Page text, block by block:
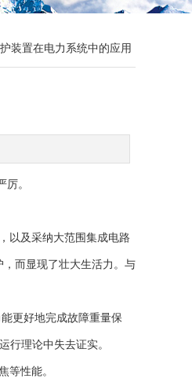
装置在电力系统中的应用
。
以及采纳大范围集成电路
而显现了壮大生活力。与
更好地完成故障重量保
行理论中失去证实。
等性能。